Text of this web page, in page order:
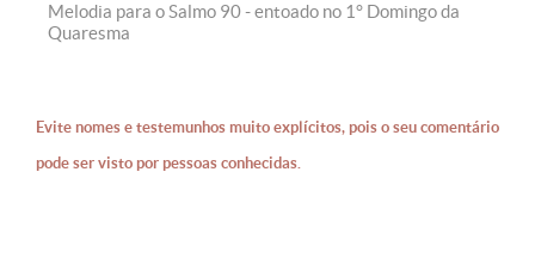
Melodia para o Salmo 90 - entoado no 1° Domingo da
Quaresma
Evite nomes e testemunhos muito explícitos, pois o seu comentário
pode ser visto por pessoas conhecidas.